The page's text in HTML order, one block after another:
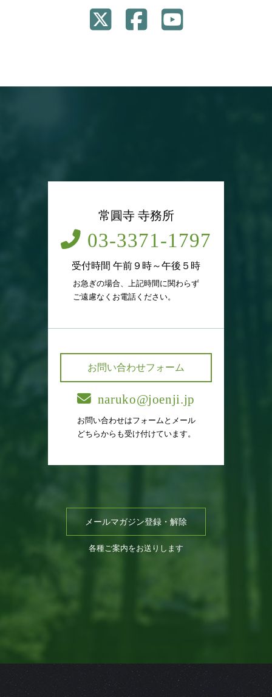
常圓寺 寺務所
03-3371-1797
受付時間 午前９時～午後５時
お急ぎの場合、上記時間に関わらず
ご遠慮なくお電話ください。
お問い合わせフォーム
naruko@joenji.jp
お問い合わせはフォームとメール
どちらからも受け付けています。
メールマガジン登録・解除
各種ご案内をお送りします